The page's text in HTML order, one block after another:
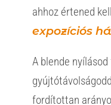
ahhoz értened
expozíciós
A blende
fordítottan